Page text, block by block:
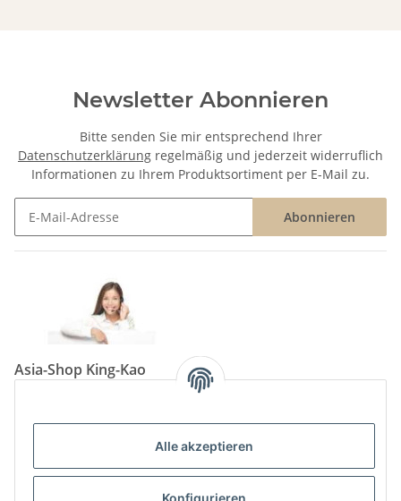
Alle akzeptieren
Newsletter Abonnieren
Bitte senden Sie mir entsprechend Ihrer
Datenschutzerklärung regelmäßig und jederzeit widerruflich
Informationen zu Ihrem Produktsortiment per E-Mail zu.
Abonnieren
Asia-Shop King-Kao
Tel: (06825) 499-104
info@king-kao.de
Öffnungszeiten (Mo-Sa.) 9:00 - 19:00